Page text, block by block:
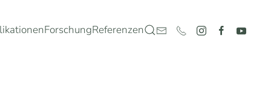
ForschungReferenzen